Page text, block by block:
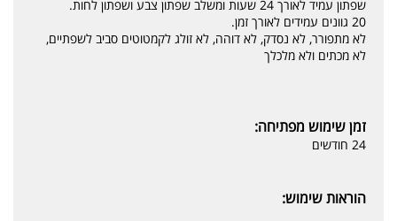
שפתון עמיד לאורך 24 שעות ומשלב שפתון צבע ושפתון לחות.
20 גוונים עמידים לאורך זמן.
לא מתפורר, לא נסדק, לא דוהה, לא זולג לקמטוטים סביב לשפתיים,
לא מכתים ולא מלכלך
זמן שימוש מפתיחה:
24 חודשים
הוראות שימוש: